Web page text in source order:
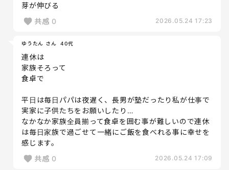
芽が伸びる
共感 0 2026.05.24 17:23
ゆうたん さん 40代
連休は
家族そろって
食卓で
平日は毎日パパは夜遅く、長男が塾だったり私が仕事で
実家に子供たちをお願いしたり…
なかなか家族全員揃って食卓を囲む事が難しいので連休
は毎日家族で過ごせて一緒にご飯を食べれる事に幸せを
感じます。
共感 0 2026.05.24 17:09